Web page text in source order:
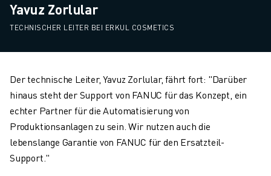
Yavuz Zorlular
TECHNISCHER LEITER BEI ERKUL COSMETICS
Der technische Leiter, Yavuz Zorlular, fährt fort: "Darüber
hinaus steht der Support von FANUC für das Konzept, ein
echter Partner für die Automatisierung von
Produktionsanlagen zu sein. Wir nutzen auch die
lebenslange Garantie von FANUC für den Ersatzteil-
Support."